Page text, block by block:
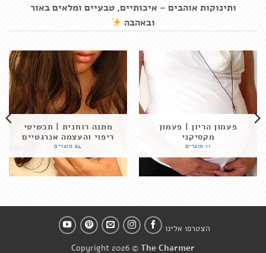
ותינוקות אוהבים – איכותיים, טבעיים ומלאים באור
ובאהבה
פעמון הריון | פעמון
מקסיקני
11 מוצרים
מתנה רוחנית | תכשיטי
ריפוי והעצמה אנרגטיים
24 מוצרים
הצטרפו אלינו
Copyright 2026 © The Charmer